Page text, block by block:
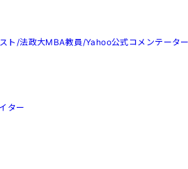
ト/法政大MBA教員/Yahoo公式コメンテータ
ター